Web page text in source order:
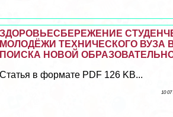
ЗДОРОВЬЕСБЕРЕЖЕНИЕ
МОЛОДЁЖИ ТЕХНИЧЕСКОГО ВУЗА
ПОИСКА НОВОЙ
Статья в формате PDF 126 KB...
10 07